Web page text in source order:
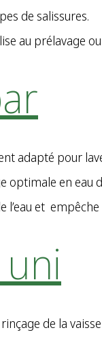
de salissures.
au prélavage
adapté pour
optimale en eau
l’eau et
de la